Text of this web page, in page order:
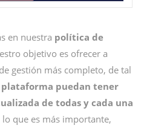
en nuestra política de
objetivo es ofrecer a
gestión más completo, de tal
puedan tener
de todas y cada una
lo que es más importante,